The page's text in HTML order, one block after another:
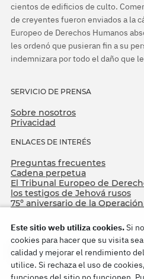
cientos de edificios de culto.
de creyentes fueron enviados a la
Europeo de Derechos Humanos
les ordenó que pusieran fin a su
indemnizara por todo el daño que
SERVICIO DE PRENSA
Sobre nosotros
Privacidad
ENLACES DE INTERÉS
Preguntas frecuentes
Cadena perpetua
El Tribunal Europeo de
los testigos de Jehová rusos
75º aniversario de la
Este sitio web utiliza cookies.Si
cookies para hacer que su visita
calidad y mejorar el rendimiento
utilice. Si rechaza el uso de